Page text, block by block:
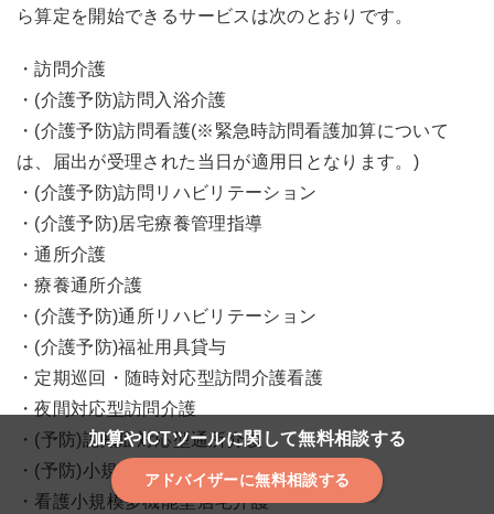
ら算定を開始できるサービスは次のとおりです。
・訪問介護
・(介護予防)訪問入浴介護
・(介護予防)訪問看護(※緊急時訪問看護加算について
は、届出が受理された当日が適用日となります。)
・(介護予防)訪問リハビリテーション
・(介護予防)居宅療養管理指導
・通所介護
・療養通所介護
・(介護予防)通所リハビリテーション
・(介護予防)福祉用具貸与
・定期巡回・随時対応型訪問介護看護
・夜間対応型訪問介護
・(予防)認知症対応型通所介護
・(予防)小規模多機能型居宅介護
・看護小規模多機能型居宅介護
加算やICTツールに関して無料相談する
アドバイザーに無料相談する